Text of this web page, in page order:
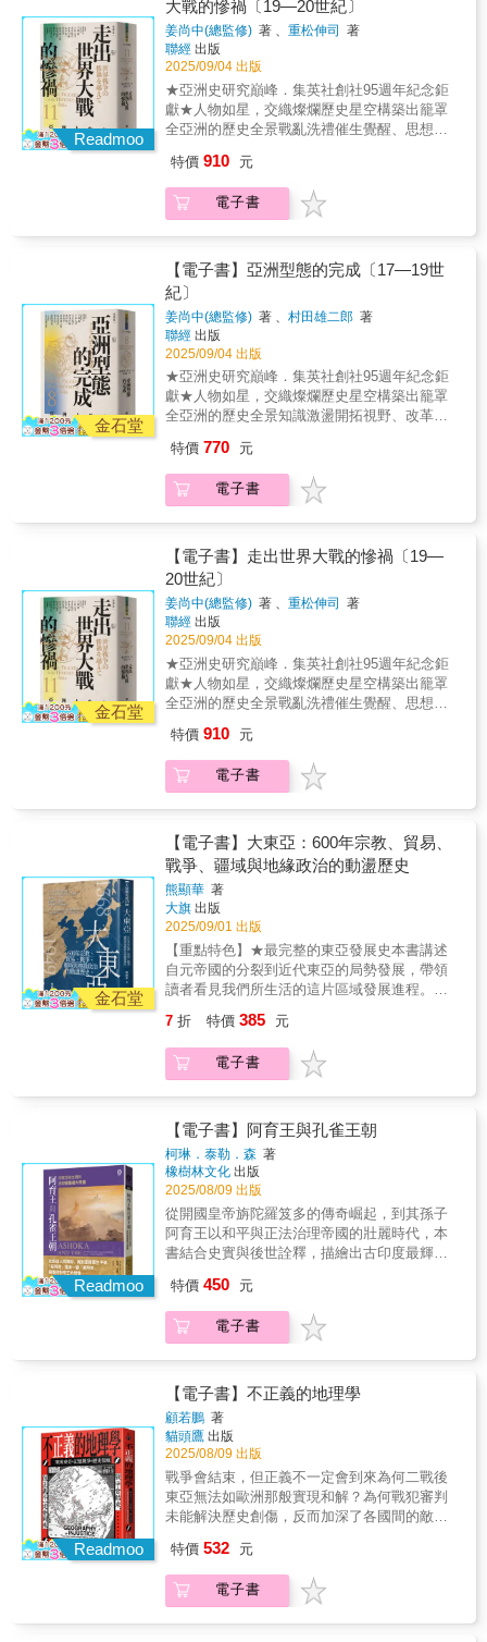
的平行歷程，也為東亞民主發展提供了珍貴的
歷史鏡像。
本的強勢叩門，以及俄國蠶食宮廷內部的企
圖，內外問題接踵而至，令其進退維谷。▎中
國、日本、俄國有何盤算──介入內政、強推改
革、滲透宮廷……無所不用其極 大清是朝
鮮的宗主國。起初表示「兩國雖為宗藩關係，
但朝鮮仍保有其自治權」，但這般態度卻為日
本大開方便之門。雖曾在壬午兵變後試圖加強
對朝鮮的控制，未料日後爆發東學黨之亂，中
午戰爭。戰敗後於《馬關條約》中承認朝鮮完
全獨立自主，就此喪失宗主權。 正值維新
時期的日本，此時走在成為帝國的路上。起初
而當時朝鮮鄙夷日方「稱皇」的要求及穿著洋
服的姿態，於是對朝鮮的態度便轉向「征韓
論」。此後先以《江華島條約》實施經濟滲
透，再藉《馬關條約》行主權干預，最後於一
九一○年殖民朝鮮，將整個半島納入版圖。
俄國亟欲東擴國界，因而意識到朝鮮的戰略地
位之重。當日本的影響力日益增大，俄國也藉
由商務與外交手段進入朝鮮，獲得宮廷人士的
國公使館尋求保護，期間他任用俄國軍事顧
宮廷，直到日俄戰爭再度翻轉局勢。▎其他列
強爭相出手──為維護自身在東亞的權益，英、
美、法三國也加入戰局 由於興宣大院君下
令鎮壓天主教勢力，並處決九名傳教士與數千
名教徒，法國在一八六六年向朝鮮發起懲罰性
遠征，卻吃了敗仗。 英國擔心朝鮮若受俄
國控制，則俄國將入侵滿洲。為保障其在東亞
的權益，遂於朝鮮南部的巨文島成立臨時據點
以阻斷俄國海軍補給，日後又為此進一步形成
英日同盟。 美國則與朝鮮簽訂《朝美修好
通商條約》，將朝鮮拉進大國的權力遊戲之
中。日俄戰爭時更出面調停，促使雙方簽下
★各界好評★ 《東亞大競逐1860－1910》
獲得最新一屆（2024年）威靈頓公爵獎章可謂
實至名歸……將一個長期受忽視的研究領域，
公爵軍事史獎章評審 麥可・克拉克（Michael
Clarke） 席拉・賈格為現代東亞帝國競爭
寫下了一段宏大的敘事，成功展現出朝鮮對該
區域的重要性遠超過以往認知。──美國漢學家
裴士鋒（Stephen R. Platt），《華爾街日
書對無數政治辯論、外交談判與軍事衝突的細
節掌握極為到位，是這些事件的重要資料庫。
同時，將朝鮮的競爭重新置於俄國擴張，以及
由此引發的利益衝突之中……無論以何種角度
亞洲研究與人類學教授 羅伯特・奧本海姆
（Robert Oppenheim），《世界史亞洲評
論》 在東亞歷史中，韓國的角色長期以來
究，揭示韓國的命運其實對於十九世紀的亞洲
格局，以及一路延續至二戰的動盪區域政治具
有關鍵性影響。這是東亞歷史與地緣政治讀者
不可錯過的重要之作。──《正義之戰：中日戰
爭激發中國新民族主義》作者 芮納・米德
（Rana Mitter） 精湛的敘事……無與倫比
地呈現了朝鮮地緣戰略位置的歷史意涵。本書
史瞬間的偶然與變數，為塑造東亞現代性與轉
型的過程中，所有理應被納入的行動者發聲；
同時深入探究個人、社會、政治與國際現實的
Diplo》 《東亞大競逐1860－1910》勾勒出
從一八五○年代至一九一○年間朝鮮在亞洲所處
位置的問題，這六十年間歷經多場戰爭與一連
串規模較小的衝突與起義……本書細節豐富，
出色地處理了不斷更替的談判與談判者，同時
掌握住軍隊行動與戰略失誤。──卡地夫大學東
亞史高級講師 伊恩・拉普利（Ian Rapley），
《亞洲書評》 雄心勃勃且視野廣闊……是
一部描繪東北亞巨變時代、全面而發人深省的
（Martin Laflamme），《日本時報》
題、中國與俄羅斯為了「重返榮耀」再度擴張
的野心……透過本書，我們得以回溯這些議題
的開端，從朝鮮半島跌宕起伏的命運，洞見當
今東亞地緣政治的複雜糾葛究竟如何成形。▎
朝鮮半島的困境──內部主政者無力、派系分
裂，外部面臨列強虎視眈眈 一八六三年，
哲宗駕崩。由於其膝下無子，神貞王后趙氏便
干政的父親興宣大院君，以及手段強硬的妻子
主導權，即便親政後一改先前父親的排外態
度，轉而與列強來往，卻也接連簽下多項不平
等條約。 朝鮮當局除了要面對國內的不滿
聲浪與派系分裂，還有宗主國大清的反覆、日
本的強勢叩門，以及俄國蠶食宮廷內部的企
圖，內外問題接踵而至，令其進退維谷。▎中
國、日本、俄國有何盤算──介入內政、強推改
革、滲透宮廷……無所不用其極 大清是朝
鮮的宗主國。起初表示「兩國雖為宗藩關係，
但朝鮮仍保有其自治權」，但這般態度卻為日
本大開方便之門。雖曾在壬午兵變後試圖加強
對朝鮮的控制，未料日後爆發東學黨之亂，中
日聯合出兵鎮壓，隨之而來的衝突最終導致甲
午戰爭。戰敗後於《馬關條約》中承認朝鮮完
全獨立自主，就此喪失宗主權。 正值維新
時期的日本，此時走在成為帝國的路上。起初
服的姿態，於是對朝鮮的態度便轉向「征韓
論」。此後先以《江華島條約》實施經濟滲
透，再藉《馬關條約》行主權干預，最後於一
九一○年殖民朝鮮，將整個半島納入版圖。
俄國亟欲東擴國界，因而意識到朝鮮的戰略地
位之重。當日本的影響力日益增大，俄國也藉
由商務與外交手段進入朝鮮，獲得宮廷人士的
信任。一八九五年閔妃遇刺身亡，高宗逃往俄
國公使館尋求保護，期間他任用俄國軍事顧
問，並給予商業特權，俄國勢力逐漸掌控朝鮮
強爭相出手──為維護自身在東亞的權益，英、
美、法三國也加入戰局 由於興宣大院君下
令鎮壓天主教勢力，並處決九名傳教士與數千
遠征，卻吃了敗仗。 英國擔心朝鮮若受俄
國控制，則俄國將入侵滿洲。為保障其在東亞
的權益，遂於朝鮮南部的巨文島成立臨時據點
以阻斷俄國海軍補給，日後又為此進一步形成
英日同盟。 美國則與朝鮮簽訂《朝美修好
通商條約》，將朝鮮拉進大國的權力遊戲之
中。日俄戰爭時更出面調停，促使雙方簽下
《樸茨茅斯條約》，削弱俄國在遠東的勢力。
獲得最新一屆（2024年）威靈頓公爵獎章可謂
實至名歸……將一個長期受忽視的研究領域，
成功納入了塑造今日東亞格局的帝國歷史主流
敘事之中。──英國知名國防研究學者／威靈頓
Clarke） 席拉・賈格為現代東亞帝國競爭
寫下了一段宏大的敘事，成功展現出朝鮮對該
區域的重要性遠超過以往認知。──美國漢學家
裴士鋒（Stephen R. Platt），《華爾街日
書對無數政治辯論、外交談判與軍事衝突的細
節掌握極為到位，是這些事件的重要資料庫。
同時，將朝鮮的競爭重新置於俄國擴張，以及
由此引發的利益衝突之中……無論以何種角度
亞洲研究與人類學教授 羅伯特・奧本海姆
（Robert Oppenheim），《世界史亞洲評
論》 在東亞歷史中，韓國的角色長期以來
究，揭示韓國的命運其實對於十九世紀的亞洲
格局，以及一路延續至二戰的動盪區域政治具
有關鍵性影響。這是東亞歷史與地緣政治讀者
不可錯過的重要之作。──《正義之戰：中日戰
爭激發中國新民族主義》作者 芮納・米德
（Rana Mitter） 精湛的敘事……無與倫比
地呈現了朝鮮地緣戰略位置的歷史意涵。本書
史瞬間的偶然與變數，為塑造東亞現代性與轉
型的過程中，所有理應被納入的行動者發聲；
同時深入探究個人、社會、政治與國際現實的
宗教改革與憲政實驗，探索現代國家的可能。•
克涅薩熱與容閎：教育先鋒走向世界，連結亞
洲與近代思想。•慈禧太后與袁世凱：在清帝國
末路中掌權，掙扎於保守與改革之間。「亞洲
人物史」第八卷聚焦於十七至十九世紀亞洲的
轉型人物，他們生於帝國秩序即將崩解之時，
站在傳統與現代、東方與西方交會的歷史十字
路口。有的在強勢統治中尋求變革，有的從邊
度內部追求改革。他們的思想與行動不只回應
當時困境，也開啟了亞洲各國探索「國家」、
「社會」、「人民」的新篇章。本卷呈現的不
歷史網絡：在清朝與鄂圖曼帝國調整治理策略
的同時，日本、朝鮮、越南、印度與東南亞也
面對貿易擴張、軍事衝突與思想激盪的挑戰。
這些交錯的經驗，編織出「亞洲型態」逐漸成
形的脈絡。《亞洲型態的完成》探討近世亞洲
如何在全球化初潮與西力東漸的壓力下，逐步
形成各自的現代政治文化與社會樣貌。從教育
改革到宗教振興，從軍事動員到外交實踐，這
形，也為理解當代亞洲困境與希望提供關鍵視
角。【本卷主要人物】羽地朝秀／雨森芳洲／
德川吉宗／荻生徂徠／李瀷／乾隆皇帝／阮惠
／海德爾．阿里／拉姆．莫漢．羅伊／米德哈
特．帕夏／克涅薩熱／容閎／慈禧太后／袁世
凱叢書特色：• 跨越地域，從東亞到西亞，涵蓋
整個亞洲的歷史長河。• 突出「交流」視角，深
挖和平與衝突中的文化碰撞。• 匯聚現代亞洲史
研究權威，打造精緻的評傳與分析。歷史不僅
僅是故事，而是對人性的深刻關照。開啟您對
亞洲文明的全新理解。
Readmoo
大戰的慘禍〔19—20世紀〕
姜尚中(總監修) 著 、重松伸司 著
聯經 出版
2025/09/04 出版
★亞洲史研究巔峰．集英社創社95週年紀念鉅
獻★人物如星，交織燦爛歷史星空構築出籠罩
全亞洲的歷史全景戰亂洗禮催生覺醒、思想奔
記：• 金性洙與金天海：在殖民體制下追尋民族
與藝術的可能性。• 蔣介石與宋氏家族：近代中
國政權轉型的推手與象徵。• 胡適與毛澤東：從
徵。• 摩薩台與昭和天皇：帝國秩序的挑戰者與
見證者。• 岩生成一與尾崎秀實：東亞政治轉折
中的異見與行動。• 中野重治與林達夫：知識人
如何在時代的縫隙中堅守思考與書寫。• 李香蘭
與山代巴：女性身影在民族、性別與國家敘事
中的複雜交錯。本卷描繪二十世紀前五十年間
的亞洲風景，一個飽經兩次世界大戰與殖民體
制劇變的年代。西方帝國權力崩解之際，亞洲
各地開始思索現代化方向。民族主義席捲各
地，與之共生或對立的是革命運動、社會改
過獨立運動、語言運動與思想實踐，形塑出屬
於自己的「國族自我」，並在民主與專制、自
由與秩序之間拉鋸。這一時期的歷史人物，不
緣與中心交界的行動者——既是民族運動的領
導者，也是思想觀念的實驗者。他們留學、抵
抗、譯介、寫作，跨越殖民母國與本土之間的
知識邊界，挑戰語言、階級與性別的枷鎖。共
同面對的，是如何在混亂與痛苦中為亞洲社會
尋找出路、重構人我關係、思索未來政治體制
與文化樣貌。透過這些人的軌跡與選擇，本卷
不僅描寫亞洲如何從戰爭廢墟中站起，也呈現
與實踐猶如一面鏡子，映照我們今日仍持續面
對的問題：民族與國民的界線、個人與共同體
的張力、民主理想與現實政體的距離。回望這
段歷史，不只是理解過去，更是在追問今日與
未來的可能。【本卷主要人物】金性洙／金天
海／高橋 亨／岩生成一／蔣介石／宋氏一族
（宋美齡等）／胡適／毛澤東／翁山／甘地／
穆罕默德．摩薩台／昭和天皇／尾崎秀實／中
野重治／林達夫／李香蘭／山代巴叢書特色：•
跨越地域，從東亞到西亞，涵蓋整個亞洲的歷
史長河。• 突出「交流」視角，深挖和平與衝突
中的文化碰撞。• 匯聚現代亞洲史研究權威，打
造精緻的評傳與分析。歷史不僅僅是故事，而
是對人性的深刻關照。開啟您對亞洲文明的全
新理解。
特價 910 元
電子書
金石堂
【電子書】亞洲型態的完成〔17—19世
紀〕
姜尚中(總監修) 著 、村田雄二郎 著
聯經 出版
2025/09/04 出版
★亞洲史研究巔峰．集英社創社95週年紀念鉅
獻★人物如星，交織燦爛歷史星空構築出籠罩
全亞洲的歷史全景知識激盪開拓視野、改革思
記：•羽地朝秀與雨森芳洲：鎖國時代的知識
人，開展東亞外交與世界觀。•德川綱吉與荻生
徂徠：儒學治理與學術革新，重塑近世日本秩
里：以軍事崛起撼動帝國，越南與印度的反抗
之聲。•拉姆．莫漢．羅伊與米德哈特．帕夏：
宗教改革與憲政實驗，探索現代國家的可能。•
克涅薩熱與容閎：教育先鋒走向世界，連結亞
洲與近代思想。•慈禧太后與袁世凱：在清帝國
末路中掌權，掙扎於保守與改革之間。「亞洲
人物史」第八卷聚焦於十七至十九世紀亞洲的
轉型人物，他們生於帝國秩序即將崩解之時，
站在傳統與現代、東方與西方交會的歷史十字
路口。有的在強勢統治中尋求變革，有的從邊
度內部追求改革。他們的思想與行動不只回應
當時困境，也開啟了亞洲各國探索「國家」、
「社會」、「人民」的新篇章。本卷呈現的不
歷史網絡：在清朝與鄂圖曼帝國調整治理策略
的同時，日本、朝鮮、越南、印度與東南亞也
面對貿易擴張、軍事衝突與思想激盪的挑戰。
這些交錯的經驗，編織出「亞洲型態」逐漸成
形的脈絡。《亞洲型態的完成》探討近世亞洲
如何在全球化初潮與西力東漸的壓力下，逐步
形成各自的現代政治文化與社會樣貌。從教育
改革到宗教振興，從軍事動員到外交實踐，這
形，也為理解當代亞洲困境與希望提供關鍵視
德川吉宗／荻生徂徠／李瀷／乾隆皇帝／阮惠
／海德爾．阿里／拉姆．莫漢．羅伊／米德哈
特．帕夏／克涅薩熱／容閎／慈禧太后／袁世
凱叢書特色：• 跨越地域，從東亞到西亞，涵蓋
整個亞洲的歷史長河。• 突出「交流」視角，深
挖和平與衝突中的文化碰撞。• 匯聚現代亞洲史
研究權威，打造精緻的評傳與分析。歷史不僅
僅是故事，而是對人性的深刻關照。開啟您對
亞洲文明的全新理解。
特價 770 元
電子書
金石堂
【電子書】走出世界大戰的慘禍〔19—
20世紀〕
姜尚中(總監修) 著 、重松伸司
著
聯經 出版
2025/09/04 出版
★亞洲史研究巔峰．集英社創社95週年紀念鉅
獻★人物如星，交織燦爛歷史星空構築出籠罩
全亞洲的歷史全景戰亂洗禮催生覺醒、思想奔
記：• 金性洙與金天海：在殖民體制下追尋民族
與藝術的可能性。• 蔣介石與宋氏家族：近代中
國政權轉型的推手與象徵。• 胡適與毛澤東：從
徵。• 摩薩台與昭和天皇：帝國秩序的挑戰者與
見證者。• 岩生成一與尾崎秀實：東亞政治轉折
中的異見與行動。• 中野重治與林達夫：知識人
如何在時代的縫隙中堅守思考與書寫。• 李香蘭
與山代巴：女性身影在民族、性別與國家敘事
中的複雜交錯。本卷描繪二十世紀前五十年間
的亞洲風景，一個飽經兩次世界大戰與殖民體
制劇變的年代。西方帝國權力崩解之際，亞洲
各地開始思索現代化方向。民族主義席捲各
地，與之共生或對立的是革命運動、社會改
過獨立運動、語言運動與思想實踐，形塑出屬
於自己的「國族自我」，並在民主與專制、自
由與秩序之間拉鋸。這一時期的歷史人物，不
緣與中心交界的行動者——既是民族運動的領
導者，也是思想觀念的實驗者。他們留學、抵
抗、譯介、寫作，跨越殖民母國與本土之間的
知識邊界，挑戰語言、階級與性別的枷鎖。共
同面對的，是如何在混亂與痛苦中為亞洲社會
尋找出路、重構人我關係、思索未來政治體制
與文化樣貌。透過這些人的軌跡與選擇，本卷
亞洲現代性誕生時的矛盾與困境。他們的思想
與實踐猶如一面鏡子，映照我們今日仍持續面
對的問題：民族與國民的界線、個人與共同體
的張力、民主理想與現實政體的距離。回望這
未來的可能。【本卷主要人物】金性洙／金天
海／高橋 亨／岩生成一／蔣介石／宋氏一族
（宋美齡等）／胡適／毛澤東／翁山／甘地／
穆罕默德．摩薩台／昭和天皇／尾崎秀實／中
野重治／林達夫／李香蘭／山代巴叢書特色：•
跨越地域，從東亞到西亞，涵蓋整個亞洲的歷
史長河。• 突出「交流」視角，深挖和平與衝突
中的文化碰撞。• 匯聚現代亞洲史研究權威，打
造精緻的評傳與分析。歷史不僅僅是故事，而
新理解。
特價 910 元
電子書
金石堂
【電子書】大東亞：600年宗教、貿易、
戰爭、疆域與地緣政治的動盪歷史
熊顯華 著
大旗 出版
2025/09/01 出版
【重點特色】★最完整的東亞發展史本書講述
自元帝國的分裂到近代東亞的局勢發展，帶領
讀者看見我們所生活的這片區域發展進程。★
片，讓讀者從中身歷其境，感受那些影響東亞
歷史的關鍵。
7 折 特價 385 元
電子書
Readmoo
【電子書】阿育王與孔雀王朝
柯琳．泰勒．森 著
橡樹林文化 出版
2025/08/09 出版
從開國皇帝旃陀羅笈多的傳奇崛起，到其孫子
阿育王以和平與正法治理帝國的壯麗時代，本
書結合史實與後世詮釋，描繪出古印度最輝煌
王朝，是印度史上首個統一的帝國，疆域橫跨
今日的印度、巴基斯坦和阿富汗，可謂是當時
最強大、富裕的政權。本書聚焦該帝國最具影
念，不僅改變了印度，也深刻影響了亞洲文明
的發展。作者柯琳‧泰勒‧森運用豐富的史料與考
古證據，深入描寫孔雀王朝從興起到衰落的歷
程，並揭示其對東南亞乃至希臘的深遠影響。
書中收錄五十九幅珍貴的照片與插圖，圖文並
茂地呈現這段跨越信仰、文化與權力的歷史，
揭示帝國治理方針的深刻轉型與佛教的持續擴
展。
特價 450 元
電子書
Readmoo
【電子書】不正義的地理學
顧若鵬 著
貓頭鷹 出版
2025/08/09 出版
戰爭會結束，但正義不一定會到來為何二戰後
東亞無法如歐洲那般實現和解？為何戰犯審判
未能解決歷史創傷，反而加深了各國間的敵對
中國的審判》作者最新力作。◎劍橋東亞系教
授、英國國家學術院院士，從散布日、中、
臺、港等地檔案重建東亞歷史記憶與裂痕。◎
特價 532 元
電子書